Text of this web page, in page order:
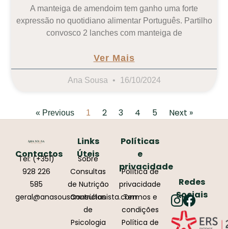
A manteiga de amendoim tem ganho uma forte
expressão no quotidiano alimentar Português. Partilho
convosco 2 lanches com manteiga de
Ver Mais
Ana Sousa 16/10/2024
« Previous 1 2 3 4 5 Next »
Contactos
Tel: (+351)
928 226
585
geral@anasousanutricionista.com
Links
Úteis
Sobre
Consultas
de Nutrição
Consultas
de
Psicologia
Políticas
e
privacidade
Política de
privacidade
Termos e
condições
Política de
Redes
Sociais